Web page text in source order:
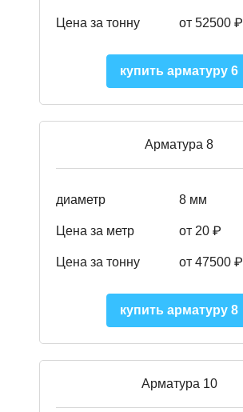
Цена за тонну от 52500 ₽
купить арматуру 6
Арматура 8
диаметр 8 мм
Цена за метр от 20 ₽
Цена за тонну от 47500 ₽
купить арматуру 8
Арматура 10